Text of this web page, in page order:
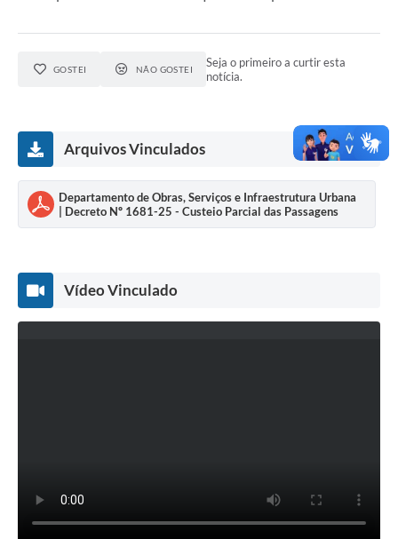
GOSTEI NÃO GOSTEI
Seja o primeiro a curtir esta
notícia.
Arquivos Vinculados
Departamento de Obras, Serviços e Infraestrutura Urbana
| Decreto Nº 1681-25 - Custeio Parcial das Passagens
Vídeo Vinculado